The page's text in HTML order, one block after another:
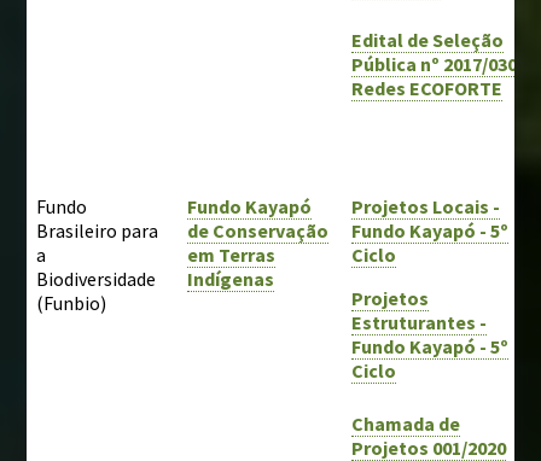
Edital de Seleção
Pública nº 2017/030
Redes ECOFORTE
Fundo
Brasileiro para
a
Biodiversidade
(Funbio)
Fundo Kayapó
de Conservação
em Terras
Indígenas
Projetos Locais -
Fundo Kayapó - 5º
Ciclo
Projetos
Estruturantes -
Fundo Kayapó - 5º
Ciclo
Chamada de
Projetos 001/2020